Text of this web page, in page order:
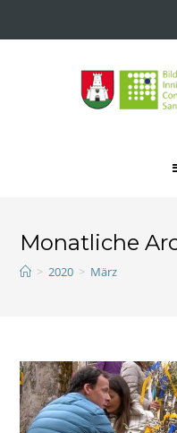
Monatliche
> 2020 > März